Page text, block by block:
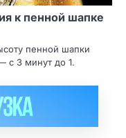
к пенной шапке
пенной шапки
с 3 минут до 1.